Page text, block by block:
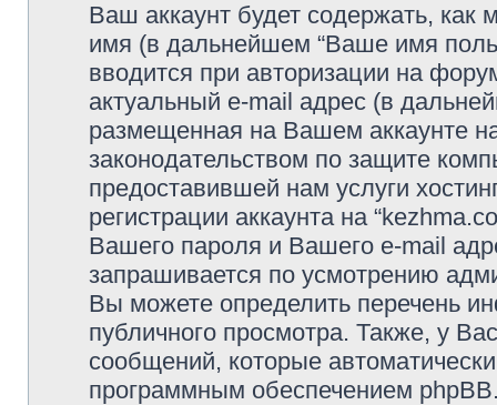
Ваш аккаунт будет содержать,
имя (в дальнейшем “Ваше имя
вводится при авторизации на
актуальный e-mail адрес (в
размещенная на Вашем аккаунте
законодательством по защите
предоставившей нам услуги
регистрации аккаунта на
Вашего пароля и Вашего e-mail
запрашивается по усмотрению
Вы можете определить перечень
публичного просмотра. Также, у
сообщений, которые
программным обеспечением